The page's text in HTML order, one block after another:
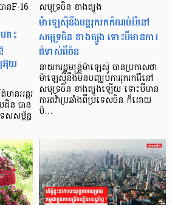
នF-16
ោះ
អ៊ុយ
មានអន្តរ
ដិន បាន
សសម្ព័ន្ធ
សមុទ្រចិន ខាងត្បូង
ម៉ាឡេស៊ីនឹងបន្តរុករកកំណប់រ៉ែនៅ
សមុទ្រចិន ខាងត្បូង ទោះបីមានការ
ជំទាស់ពីចិន
នាយករដ្ឋមន្ត្រីម៉ាឡេស៊ី បានប្រកាសថា
ម៉ាឡេស៊ីនឹងមិនបញ្ឈប់ការរុករករ៉ែនៅ
សមុទ្រចិន ខាងត្បូងឡើយ ទោះបីមាន
ការតវ៉ាប្រឆាំងពីប្រទេសចិន ក៏ដោយ
ប៉…